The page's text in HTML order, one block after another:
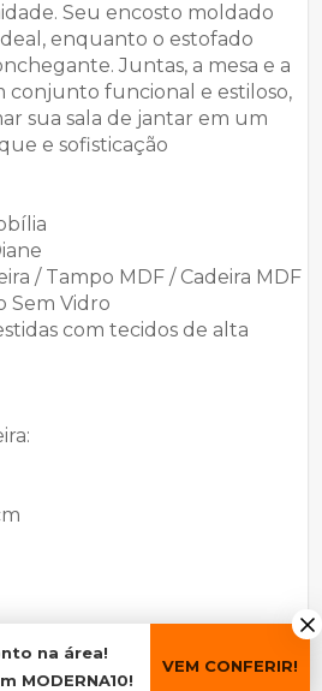
Seu encosto moldado
enquanto o estofado
Juntas, a mesa e a
conjunto funcional e estiloso,
sua sala de jantar em um
e sofisticação
/ Tampo MDF / Cadeira MDF
Sem Vidro
com tecidos de alta
na área!
MODERNA10!
VEM CONFERIR!